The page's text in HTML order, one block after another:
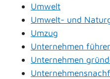
Umwelt
Umwelt- und
Umzug
Unternehmen
Unternehmen